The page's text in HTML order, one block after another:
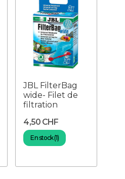
JBL FilterBag
wide- Filet de
filtration
4,50 CHF
En stock (1)